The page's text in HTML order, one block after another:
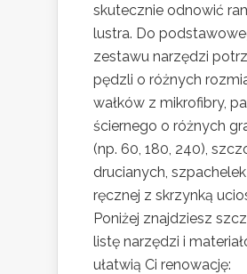
skutecznie odnowić
lustra. Do
zestawu narzędzi
pędzli o różnych
wałków z mikrofibry,
ściernego o różnych
(np. 60, 180, 240),
drucianych,
ręcznej z skrzynką
Poniżej znajdziesz
listę narzędzi i
ułatwią Ci renowację: